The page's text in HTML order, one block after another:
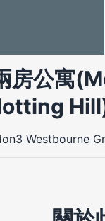
房公寓
Westbourne